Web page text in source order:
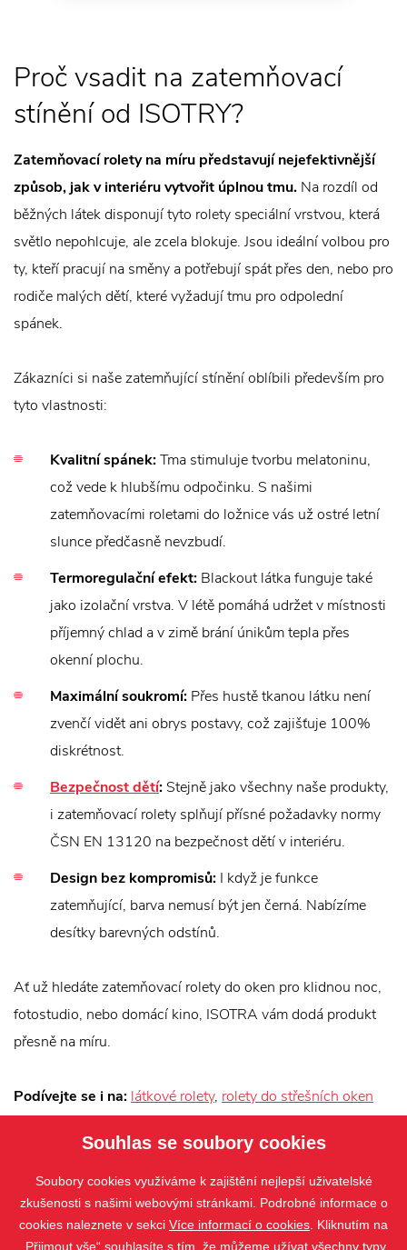
Proč vsadit na zatemňovací
stínění od ISOTRY?
Zatemňovací rolety na míru představují nejefektivnější
způsob, jak v interiéru vytvořit úplnou tmu. Na rozdíl od
běžných látek disponují tyto rolety speciální vrstvou, která
světlo nepohlcuje, ale zcela blokuje. Jsou ideální volbou pro
ty, kteří pracují na směny a potřebují spát přes den, nebo pro
rodiče malých dětí, které vyžadují tmu pro odpolední
spánek.
Zákazníci si naše zatemňující stínění oblíbili především pro
tyto vlastnosti:
Kvalitní spánek:Tma stimuluje tvorbu melatoninu,
což vede k hlubšímu odpočinku. S našimi
zatemňovacími roletami do ložnice vás už ostré letní
slunce předčasně nevzbudí.
Termoregulační efekt: Blackout látka funguje také
jako izolační vrstva. V létě pomáhá udržet v místnosti
příjemný chlad a v zimě brání únikům tepla přes
okenní plochu.
Maximální soukromí: Přes hustě tkanou látku není
zvenčí vidět ani obrys postavy, což zajišťuje 100%
diskrétnost.
Bezpečnost dětí: Stejně jako všechny naše produkty,
i zatemňovací rolety splňují přísné požadavky normy
ČSN EN 13120 na bezpečnost dětí v interiéru.
Design bez kompromisů: I když je funkce
zatemňující, barva nemusí být jen černá. Nabízíme
desítky barevných odstínů.
Ať už hledáte zatemňovací rolety do oken pro klidnou noc,
fotostudio, nebo domácí kino, ISOTRA vám dodá produkt
přesně na míru.
Podívejte se i na: látkové rolety, rolety do střešních oken
Souhlas se soubory cookies
Soubory cookies využíváme k zajištění nejlepší uživatelské
zkušenosti s našimi webovými stránkami. Podrobné informace o
cookies naleznete v sekci Více informací o cookies . Kliknutím na
„Přijmout vše“ souhlasíte s tím, že můžeme užívat všechny typy